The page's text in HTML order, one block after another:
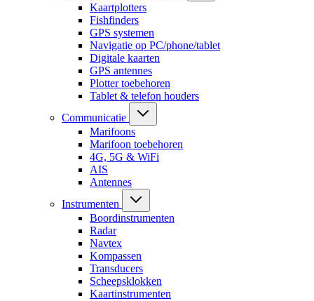
Kaartplotters
Fishfinders
GPS systemen
Navigatie op PC/phone/tablet
Digitale kaarten
GPS antennes
Plotter toebehoren
Tablet & telefon houders
Communicatie
Marifoons
Marifoon toebehoren
4G, 5G & WiFi
AIS
Antennes
Instrumenten
Boordinstrumenten
Radar
Navtex
Kompassen
Transducers
Scheepsklokken
Kaartinstrumenten